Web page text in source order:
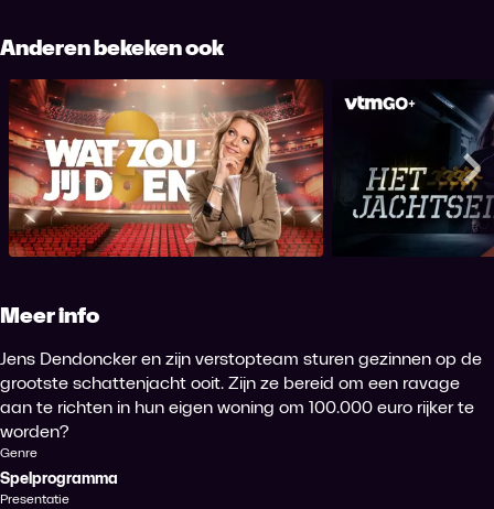
Anderen bekeken ook
Wat Zou Jij Doen? Het
Meer info
Jens Dendoncker en zijn verstopteam sturen gezinnen op de
grootste schattenjacht ooit. Zijn ze bereid om een ravage
aan te richten in hun eigen woning om 100.000 euro rijker te
worden?
Genre
Spelprogramma
Presentatie